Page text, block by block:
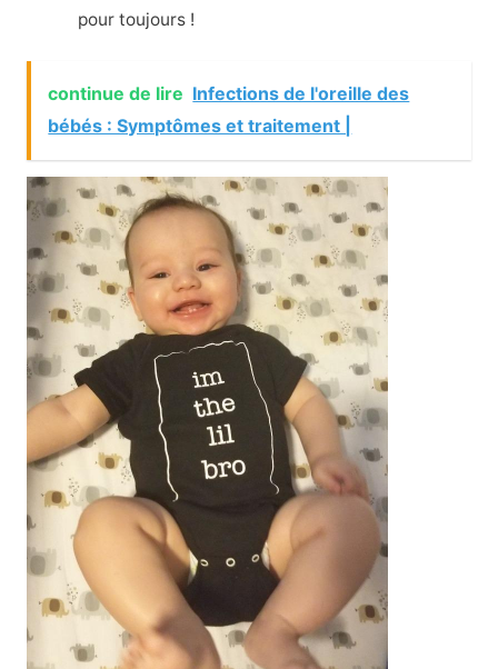
pour toujours !
continue de lire Infections de l'oreille des
bébés : Symptômes et traitement |